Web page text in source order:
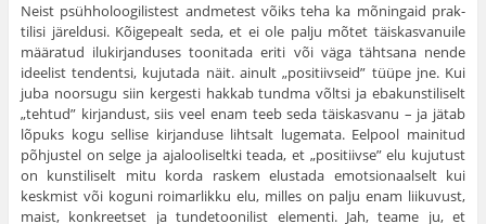
Neist psühholoogilistest andmetest võiks teha ka mõningaid prak­
tilisi järeldusi. Kõigepealt seda, et ei ole palju mõtet täiskasva­nuile
määratud ilukirjanduses toonitada eriti või väga tähtsana nende
ideelist tendentsi, kujutada näit. ainult „positiivseid” tüüpe jne. Kui
juba noorsugu siin kergesti hakkab tundma võltsi ja ebakunstiliselt
„tehtud” kirjandust, siis veel enam teeb seda täiskas­vanu – ja jätab
lõpuks kogu sellise kirjanduse lihtsalt lugemata. Eelpool mainitud
põhjustel on selge ja ajalooliseltki teada, et „positiivse” elu kujutust
on kunstiliselt mitu korda raskem elus­tada emotsionaalselt kui
keskmist või koguni roimarlikku elu, mil­les on palju enam liikuvust,
maist, konkreetset ja tundetoonilist elementi. Jah, teame ju, et